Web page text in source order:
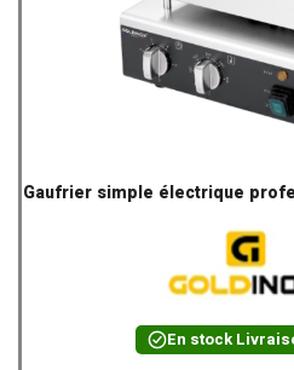
Gaufrier simple électrique
En stock